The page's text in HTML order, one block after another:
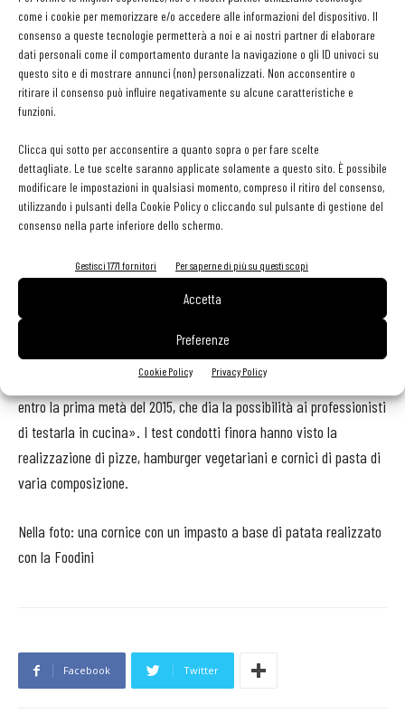
come i cookie per memorizzare e/o accedere alle informazioni del dispositivo. Il
consenso a queste tecnologie permetterà a noi e ai nostri partner di elaborare
dati personali come il comportamento durante la navigazione o gli ID univoci su
questo sito e di mostrare annunci (non) personalizzati. Non acconsentire o
ritirare il consenso può influire negativamente su alcune caratteristiche e
funzioni.
Clicca qui sotto per acconsentire a quanto sopra o per fare scelte
dettagliate. Le tue scelte saranno applicate solamente a questo sito. È possibile
modificare le impostazioni in qualsiasi momento, compreso il ritiro del consenso,
utilizzando i pulsanti della Cookie Policy o cliccando sul pulsante di gestione del
consenso nella parte inferiore dello schermo.
Gestisci 1771 fornitori Per saperne di più su questi scopi
Accetta
Preferenze
Cookie Policy Privacy Policy
L’ambizione era quindi creare una stampante, dotata di “cartucce”
preconfezionate di prodotto, che consentisse a chiunque di
realizzare a casa i biscotti preferiti bypassando le fasi della filiera
che oggi rendono cari questi dolci». Ma i test hanno mostrato che
salati. L’importante era riuscire a dare loro l’esatta consistenza:
un composto troppo liquido finiva per spalmarsi sul piano di lavoro,
uno troppo denso ostruiva gli ugelli della stampante. Trovato il
giusto compromesso i quattro soci si sono resi conto che la loro
sistema aperto, che poteva dare la massima libertà all’utilizzatore
nella creazione di cibi sia dolci sia salati. In questa configurazione
Foodini ha attirato anche l’attenzione di diversi chef, ma soltanto
pochi hanno finora avuto l’occasione di sperimentarla. Ora però
abbiamo in programma di avviare una produzione di pre-serie,
entro la prima metà del 2015, che dia la possibilità ai professionisti
di testarla in cucina». I test condotti finora hanno visto la
realizzazione di pizze, hamburger vegetariani e cornici di pasta di
varia composizione.
Nella foto: una cornice con un impasto a base di patata realizzato
con la Foodini
Facebook Twitter